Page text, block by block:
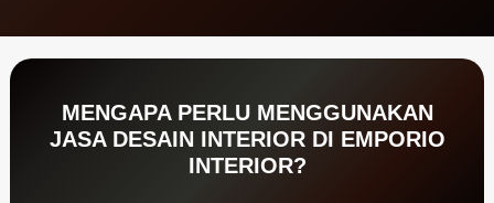
MENGAPA PERLU MENGGUNAKAN
JASA DESAIN INTERIOR DI EMPORIO
INTERIOR?